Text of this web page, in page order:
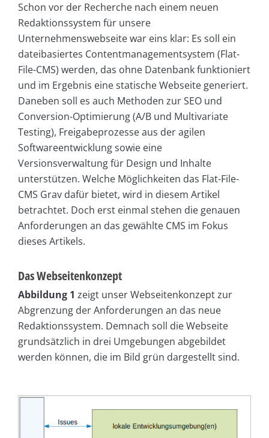
Schon vor der Recherche nach einem neuen
Redaktionssystem für unsere
Unternehmenswebseite war eins klar: Es soll ein
dateibasiertes Contentmanagementsystem (Flat-
File-CMS) werden, das ohne Datenbank funktioniert
und im Ergebnis eine statische Webseite generiert.
Daneben soll es auch Methoden zur SEO und
Conversion-Optimierung (A/B und Multivariate
Testing), Freigabeprozesse aus der agilen
Softwareentwicklung sowie eine
Versionsverwaltung für Design und Inhalte
unterstützen. Welche Möglichkeiten das Flat-File-
CMS Grav dafür bietet, wird in diesem Artikel
betrachtet. Doch erst einmal stehen die genauen
Anforderungen an das gewählte CMS im Fokus
dieses Artikels.
Das Webseitenkonzept
Abbildung 1 zeigt unser Webseitenkonzept zur
Abgrenzung der Anforderungen an das neue
Redaktionssystem. Demnach soll die Webseite
grundsätzlich in drei Umgebungen abgebildet
werden können, die im Bild grün dargestellt sind.